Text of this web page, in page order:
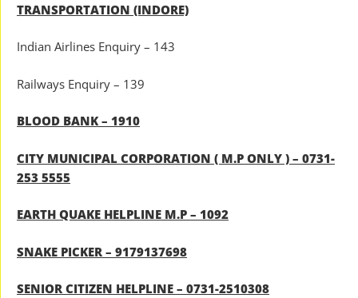
TRANSPORTATION (INDORE)
Indian Airlines Enquiry – 143
Railways Enquiry – 139
BLOOD BANK – 1910
CITY MUNICIPAL CORPORATION ( M.P ONLY ) – 0731-
253 5555
EARTH QUAKE HELPLINE M.P – 1092
SNAKE PICKER – 9179137698
SENIOR CITIZEN HELPLINE – 0731-2510308